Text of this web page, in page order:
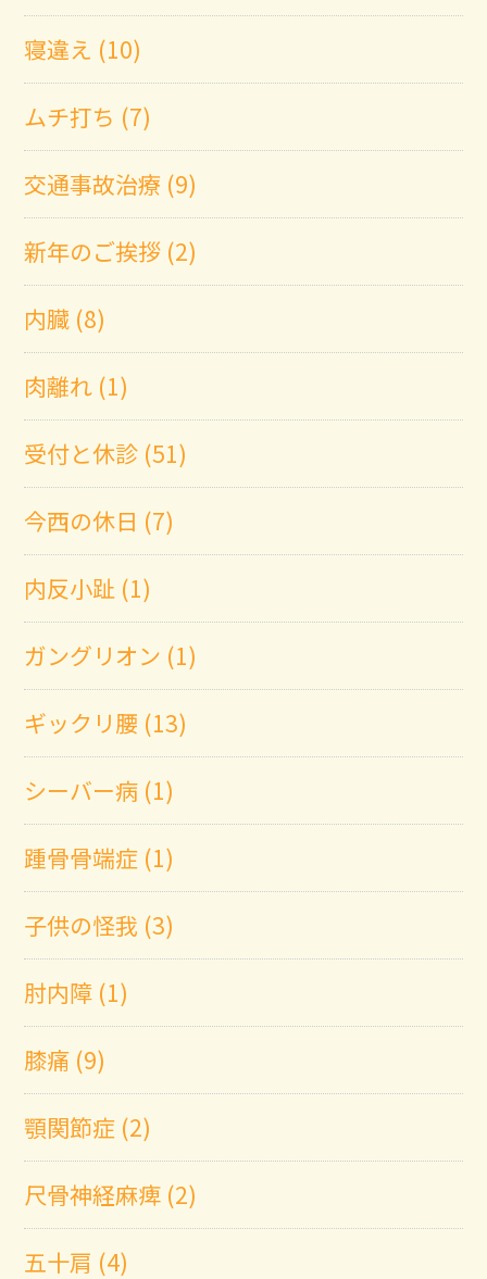
寝違え (10)
ムチ打ち (7)
交通事故治療 (9)
新年のご挨拶 (2)
内臓 (8)
肉離れ (1)
受付と休診 (51)
今西の休日 (7)
内反小趾 (1)
ガングリオン (1)
ギックリ腰 (13)
シーバー病 (1)
踵骨骨端症 (1)
子供の怪我 (3)
肘内障 (1)
膝痛 (9)
顎関節症 (2)
尺骨神経麻痺 (2)
五十肩 (4)